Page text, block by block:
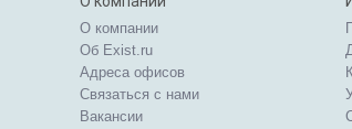
О компании
Об Exist.ru
Адреса офисов
Связаться с нами
Вакансии